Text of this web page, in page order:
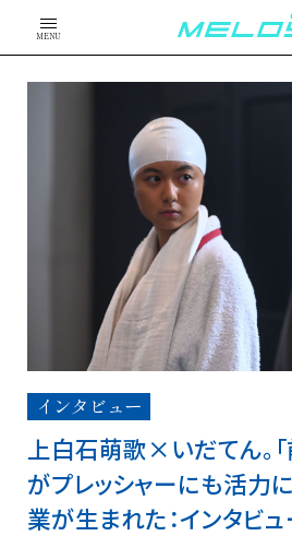
MENU
インタビュー
上白石萌歌×いだてん。
がプレッシャーにも活力
業が生まれた：インタビ